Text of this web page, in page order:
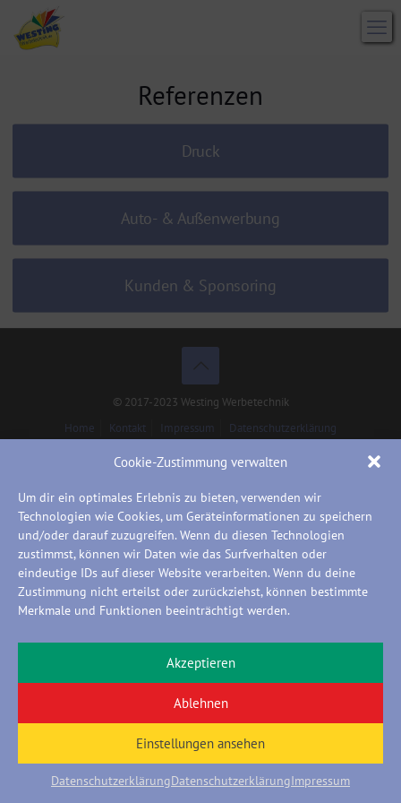
Cookie-Zustimmung verwalten
Um dir ein optimales Erlebnis zu bieten, verwenden wir
Technologien wie Cookies, um Geräteinformationen zu speichern
und/oder darauf zuzugreifen. Wenn du diesen Technologien
zustimmst, können wir Daten wie das Surfverhalten oder
eindeutige IDs auf dieser Website verarbeiten. Wenn du deine
Zustimmung nicht erteilst oder zurückziehst, können bestimmte
Merkmale und Funktionen beeinträchtigt werden.
Akzeptieren
Ablehnen
Einstellungen ansehen
DatenschutzerklärungDatenschutzerklärungImpressum
Referenzen
Druck
Auto- & Außenwerbung
Kunden & Sponsoring
© 2017-2023 Westing Werbetechnik
Home
Kontakt Impressum Datenschutzerklärung